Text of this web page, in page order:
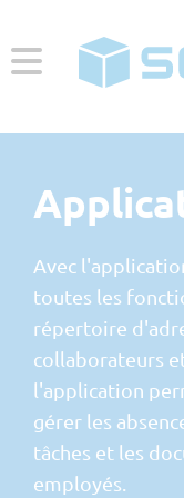
Nos clients
Petites
Moyennes
Grandes
Créateurs
Branches
Gros œuvre
Horticulture
Peintres & plâtriers
Logiciel
Solution globale
À propos
Avec
toutes les
répertoire
collaborateurs
l'application
gérer les
tâches et les
employés.